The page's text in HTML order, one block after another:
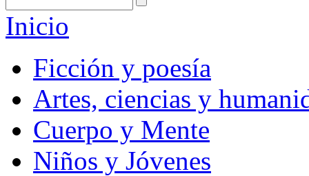
Inicio
Ficción y poesía
Artes, ciencias y
Cuerpo y Mente
Niños y Jóvenes